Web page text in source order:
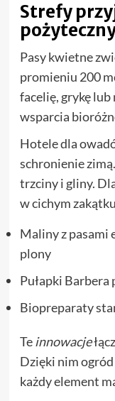
Strefy
Pasy kwietne
promieniu 200
facelię, grykę
wsparcia
Hotele dla
schronienie
trzciny i gliny.
w cichym
Maliny z pasami
plony
Pułapki
Biopreparaty
Teinnowacje
Dzięki nim
każdy element